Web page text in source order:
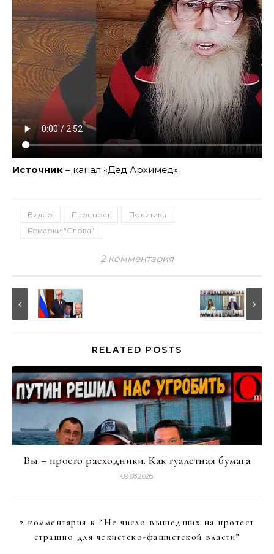
Источник – канал «Дед Архимед»
Видео Перепост
Политика
Ремарки "Слова"
2 комментария
RELATED POSTS
Вы – просто расходники. Как туалетная бумага
09.08.2026
2 комментария к “ Не число вышедших на протест
страшно для чекистско-фашистской власти”